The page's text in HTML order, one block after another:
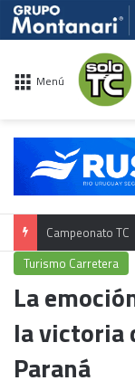
Menú
Campeonato TC
Turismo Carretera
La
la victoria
Paraná